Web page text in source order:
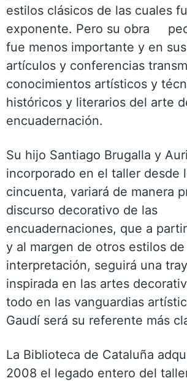
estilos clásicos de las cuales
exponente. Pero su obra
fue menos importante y en
artículos y conferencias
conocimientos artísticos y
históricos y literarios del arte
encuadernación.
Su hijo Santiago Brugalla y
incorporado en el taller desde
cincuenta, variará de manera
discurso decorativo de las
encuadernaciones, que a
y al margen de otros estilos de
interpretación, seguirá una
inspirada en las artes
todo en las vanguardias
Gaudí será su referente más
La Biblioteca de Cataluña
2008 el legado entero del